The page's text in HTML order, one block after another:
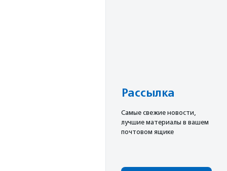
Рассылка
Cамые свежие новости,
лучшие материалы в вашем
почтовом ящике